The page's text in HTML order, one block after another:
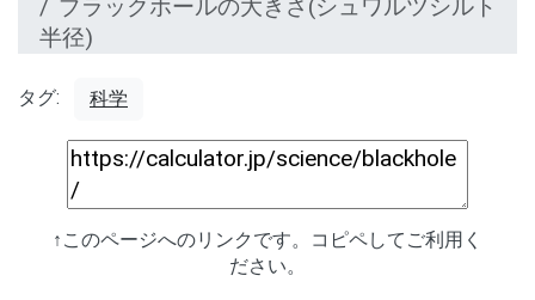
ブラックホールの大きさ(シュワルツシルト
半径)
タグ: 科学
↑このページへのリンクです。コピペしてご利用く
ださい。